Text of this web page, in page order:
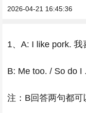
2026-04-21 16:45:36
1、A: I like pork. 我
B: Me too. / So do I
注：B回答两句都可